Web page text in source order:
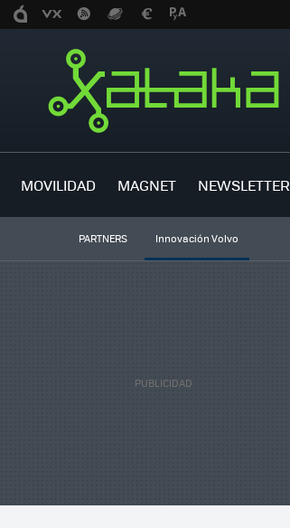
MOVILIDAD MAGNET NEWSLETTER
PARTNERS Innovación Volvo